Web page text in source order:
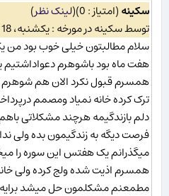
سکینه(امتیاز : 0) (لینک نظر)
توسط سکینه در مورخه : یکشنبه، 18 اسفند، 1398
سلام مطالبتون خیلی خوب بود من
هفت ماه بود باشوهرم
همسرم قبول نکرد الان هم شوهرم
ترک کرده خانه نمیاد ومصمم
دلم بازندگیمه هرچند مشکلاتی
فرصت دیگه به زندگیمون بده ولی
میگذرانم یک هفتس این سوره را
همسرم اذیت شده ولج کرده ولی خانه
مطمعنم مشکلمون حل میشد برایه